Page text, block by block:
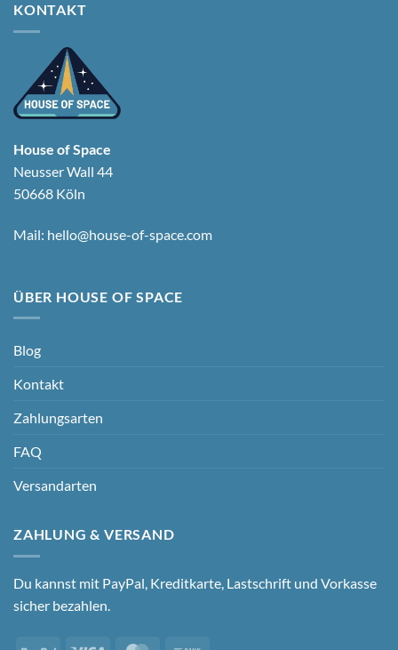
KONTAKT
House of Space
Neusser Wall 44
50668 Köln
Mail: hello@house-of-space.com
ÜBER HOUSE OF SPACE
Blog
Kontakt
Zahlungsarten
FAQ
Versandarten
ZAHLUNG & VERSAND
Du kannst mit PayPal, Kreditkarte, Lastschrift und Vorkasse
sicher bezahlen.